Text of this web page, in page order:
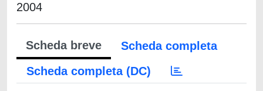
2004
Scheda breve
Scheda completa
Scheda completa (DC)